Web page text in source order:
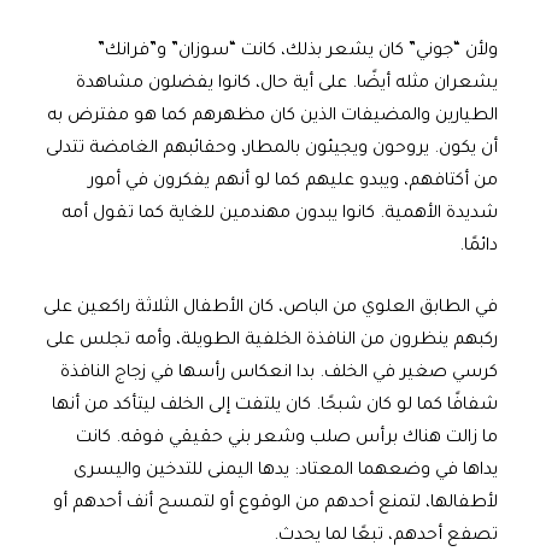
ولأن “جوني” كان يشعر بذلك، كانت “سوزان” و”فرانك”
يشعران مثله أيضًا. على أية حال، كانوا يفضلون مشاهدة
الطيارين والمضيفات الذين كان مظهرهم كما هو مفترض به
أن يكون. يروحون ويجيئون بالمطار، وحقائبهم الغامضة تتدلى
من أكتافهم، ويبدو عليهم كما لو أنهم يفكرون في أمور
شديدة الأهمية. كانوا يبدون مهندمين للغاية كما تقول أمه
دائمًا.
في الطابق العلوي من الباص، كان الأطفال الثلاثة راكعين على
ركبهم ينظرون من النافذة الخلفية الطويلة، وأمه تجلس على
كرسي صغير في الخلف. بدا انعكاس رأسها في زجاج النافذة
شفافًا كما لو كان شبحًا. كان يلتفت إلى الخلف ليتأكد من أنها
ما زالت هناك برأس صلب وشعر بني حقيقي فوقه. كانت
يداها في وضعهما المعتاد: يدها اليمنى للتدخين واليسرى
لأطفالها، لتمنع أحدهم من الوقوع أو لتمسح أنف أحدهم أو
تصفع أحدهم، تبعًا لما يحدث.